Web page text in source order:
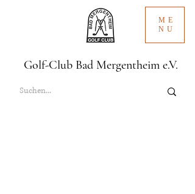
ME
NU
Golf-Club Bad Mergentheim e.V.